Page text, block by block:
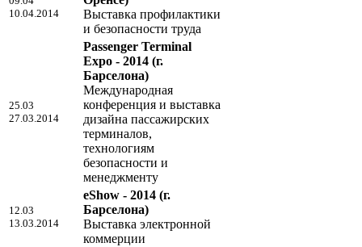
10.04.2014
Выставка профилактики
и безопасности труда
25.03
27.03.2014
Passenger Terminal
Expo - 2014 (г.
Барселона)
Международная
конференция и выставка
дизайна пассажирских
терминалов,
технологиям
безопасности и
менеджменту
12.03
13.03.2014
eShow - 2014 (г.
Барселона)
Выставка электронной
коммерции